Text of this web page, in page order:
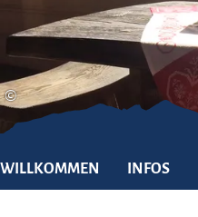
©
WILLKOMMEN INFOS